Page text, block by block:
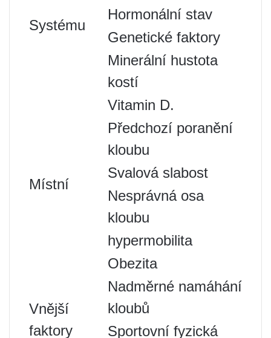
Systému
Hormonální stav
Genetické faktory
Minerální hustota
kostí
Vitamin D.
Místní
Předchozí poranění
kloubu
Svalová slabost
Nesprávná osa
kloubu
hypermobilita
Vnější
faktory
Obezita
Nadměrné namáhání
kloubů
Sportovní fyzická